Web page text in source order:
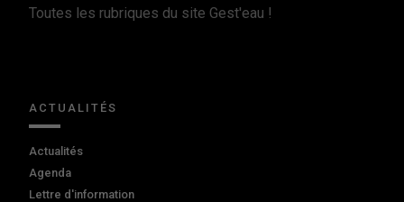
Toutes les rubriques du site Gest'eau !
ACTUALITÉS
Actualités
Agenda
Lettre d'information